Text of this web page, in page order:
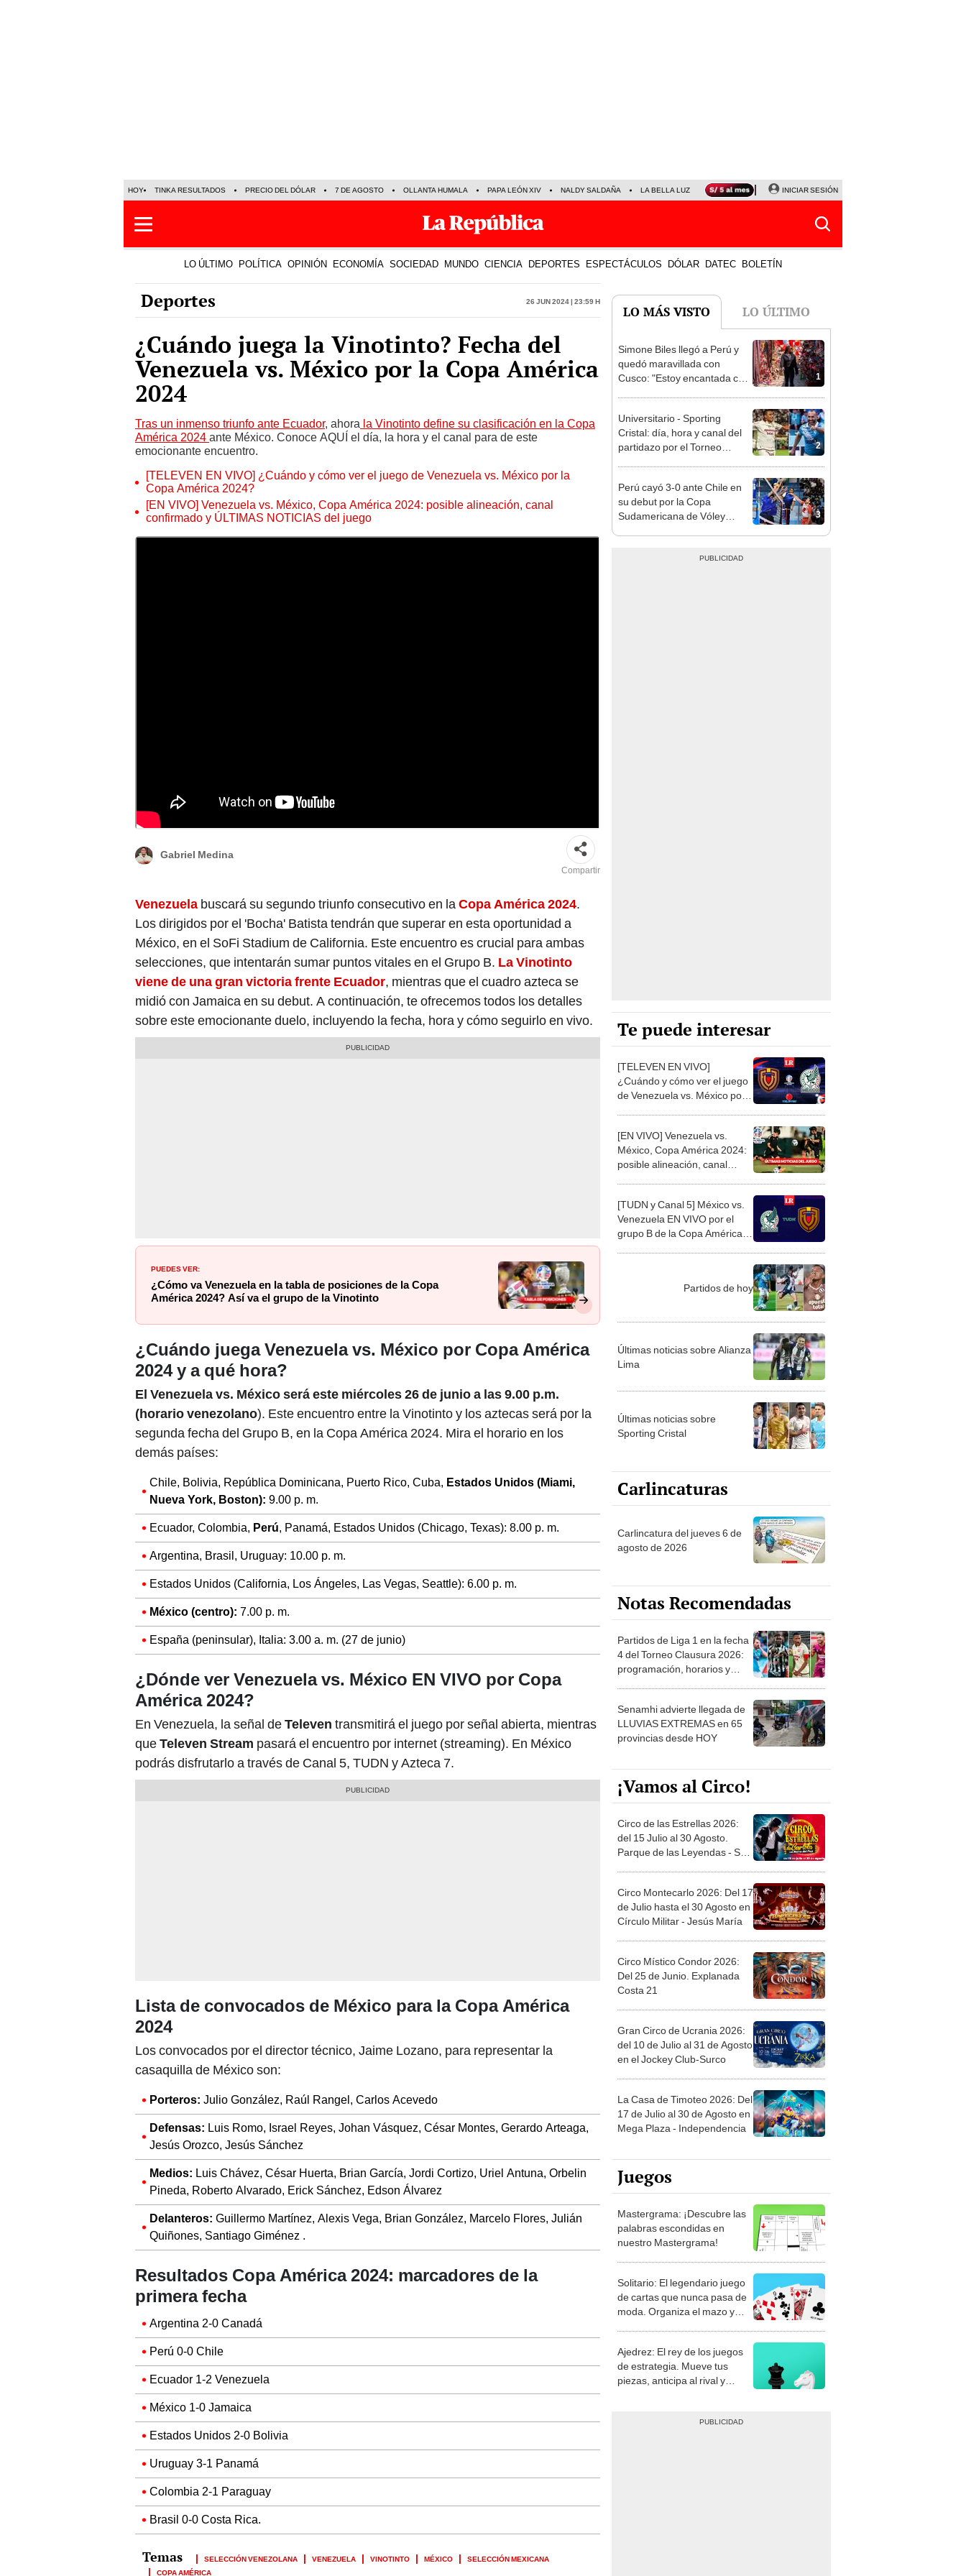
HOY TINKA RESULTADOS PRECIO DEL DÓLAR 7 DE AGOSTO OLLANTA HUMALA PAPA LEÓN XIV NALDY SALDAÑA LA BELLA LUZ MAGALY MEDINA SINUANO RESULTADOS HOY
INICIAR SESIÓN
LO ÚLTIMO POLÍTICA OPINIÓN ECONOMÍA SOCIEDAD MUNDO CIENCIA DEPORTES ESPECTÁCULOS DÓLAR DATEC BOLETÍN
Deportes 26 Jun 2024 | 23:59 h
¿Cuándo juega la Vinotinto? Fecha del
Venezuela vs. México por la Copa América
2024
Tras un inmenso triunfo ante Ecuador, ahora la Vinotinto define su clasificación en la Copa
América 2024 ante México. Conoce AQUÍ el día, la hora y el canal para de este
emocionante encuentro.
[TELEVEN EN VIVO] ¿Cuándo y cómo ver el juego de Venezuela vs. México por la
Copa América 2024?
[EN VIVO] Venezuela vs. México, Copa América 2024: posible alineación, canal
confirmado y ÚLTIMAS NOTICIAS del juego
Venezuela y México se enfrentarán en la segunda jornada de la fase de grupos de esta Copa América 2024.
Foto: composición LR / ASSETS / EFE
Gabriel Medina
Compartir
Venezuela buscará su segundo triunfo consecutivo en la Copa América 2024.
Los dirigidos por el 'Bocha' Batista tendrán que superar en esta oportunidad a
México, en el SoFi Stadium de California. Este encuentro es crucial para ambas
selecciones, que intentarán sumar puntos vitales en el Grupo B. La Vinotinto
viene de una gran victoria frente Ecuador, mientras que el cuadro azteca se
midió con Jamaica en su debut. A continuación, te ofrecemos todos los detalles
sobre este emocionante duelo, incluyendo la fecha, hora y cómo seguirlo en vivo.
PUEDES VER:
¿Cómo va Venezuela en la tabla de posiciones de la Copa
América 2024? Así va el grupo de la Vinotinto
¿Cuándo juega Venezuela vs. México por Copa América
2024 y a qué hora?
El Venezuela vs. México será este miércoles 26 de junio a las 9.00 p.m.
(horario venezolano). Este encuentro entre la Vinotinto y los aztecas será por la
segunda fecha del Grupo B, en la Copa América 2024. Mira el horario en los
demás países:
Chile, Bolivia, República Dominicana, Puerto Rico, Cuba, Estados Unidos (Miami,
Nueva York, Boston): 9.00 p. m.
Ecuador, Colombia, Perú, Panamá, Estados Unidos (Chicago, Texas): 8.00 p. m.
Argentina, Brasil, Uruguay: 10.00 p. m.
Estados Unidos (California, Los Ángeles, Las Vegas, Seattle): 6.00 p. m.
México (centro): 7.00 p. m.
España (peninsular), Italia: 3.00 a. m. (27 de junio)
¿Dónde ver Venezuela vs. México EN VIVO por Copa
América 2024?
En Venezuela, la señal deTeleven transmitirá el juego por señal abierta, mientras
queTeleven Stream pasará el encuentro por internet (streaming). En México
podrás disfrutarlo a través de Canal 5, TUDN y Azteca 7.
Lista de convocados de México para la Copa América
2024
Los convocados por el director técnico, Jaime Lozano, para representar la
casaquilla de México son:
Porteros: Julio González, Raúl Rangel, Carlos Acevedo
Defensas: Luis Romo, Israel Reyes, Johan Vásquez, César Montes, Gerardo Arteaga,
Jesús Orozco, Jesús Sánchez
Medios: Luis Chávez, César Huerta, Brian García, Jordi Cortizo, Uriel Antuna, Orbelin
Pineda, Roberto Alvarado, Erick Sánchez, Edson Álvarez
Delanteros: Guillermo Martínez, Alexis Vega, Brian González, Marcelo Flores, Julián
Quiñones, Santiago Giménez .
Resultados Copa América 2024: marcadores de la
primera fecha
Argentina 2-0 Canadá
Perú 0-0 Chile
Ecuador 1-2 Venezuela
México 1-0 Jamaica
Estados Unidos 2-0 Bolivia
Uruguay 3-1 Panamá
Colombia 2-1 Paraguay
Brasil 0-0 Costa Rica.
SELECCIÓN VENEZOLANA VENEZUELA VINOTINTO MÉXICO
SELECCIÓN MEXICANA
COPA AMÉRICA
LO MÁS VISTO LO ÚLTIMO
1
Simone Biles llegó a Perú y
quedó maravillada con
Cusco: "Estoy encantada con
2
Universitario - Sporting
Cristal: día, hora y canal del
partidazo por el Torneo
3
Perú cayó 3-0 ante Chile en
su debut por la Copa
Sudamericana de Vóley
Te puede interesar
[TELEVEN EN VIVO]
¿Cuándo y cómo ver el juego
de Venezuela vs. México por
[EN VIVO] Venezuela vs.
México, Copa América 2024:
posible alineación, canal
[TUDN y Canal 5] México vs.
Venezuela EN VIVO por el
grupo B de la Copa América
Partidos de hoy
Últimas noticias sobre Alianza
Lima
Últimas noticias sobre
Sporting Cristal
Carlincaturas
Carlincatura del jueves 6 de
agosto de 2026
Notas Recomendadas
Partidos de Liga 1 en la fecha
4 del Torneo Clausura 2026:
programación, horarios y
Senamhi advierte llegada de
LLUVIAS EXTREMAS en 65
provincias desde HOY
¡Vamos al Circo!
Circo de las Estrellas 2026:
del 15 Julio al 30 Agosto.
Parque de las Leyendas - San
Circo Montecarlo 2026: Del 17
de Julio hasta el 30 Agosto en
Círculo Militar - Jesús María
Circo Místico Condor 2026:
Del 25 de Junio. Explanada
Costa 21
Gran Circo de Ucrania 2026:
del 10 de Julio al 31 de Agosto
en el Jockey Club-Surco
La Casa de Timoteo 2026: Del
17 de Julio al 30 de Agosto en
Mega Plaza - Independencia
Juegos
Mastergrama: ¡Descubre las
palabras escondidas en
nuestro Mastergrama!
Solitario: El legendario juego
de cartas que nunca pasa de
moda. Organiza el mazo y
Ajedrez: El rey de los juegos
de estrategia. Mueve tus
piezas, anticipa al rival y